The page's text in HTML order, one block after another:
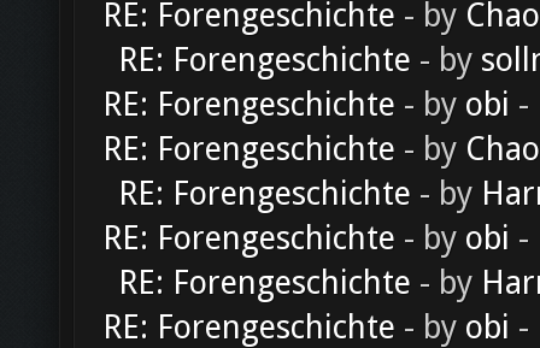
RE: Forengeschichte - by
RE: Forengeschichte - by
RE: Forengeschichte - by obi -
RE: Forengeschichte - by
RE: Forengeschichte - by
RE: Forengeschichte - by obi -
RE: Forengeschichte - by
RE: Forengeschichte - by obi -